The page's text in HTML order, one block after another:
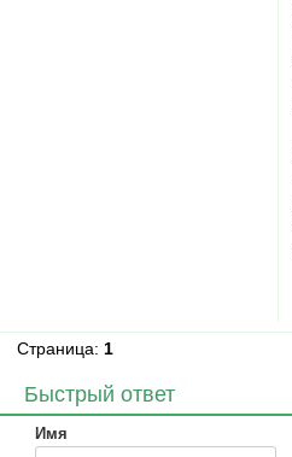
Страница: 1
Быстрый ответ
Имя